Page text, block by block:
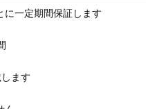
に一定期間保証します
ます